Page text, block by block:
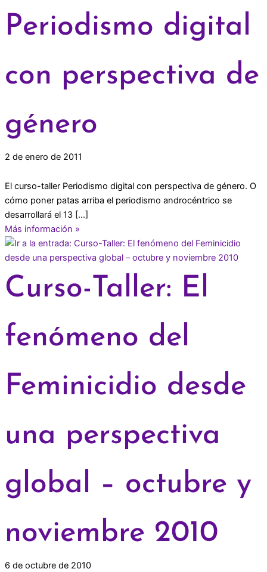
Periodismo digital
con perspectiva de
género
2 de enero de 2011
El curso-taller Periodismo digital con perspectiva de género. O
cómo poner patas arriba el periodismo androcéntrico se
desarrollará el 13 […]
Más información »
Curso-Taller: El
fenómeno del
Feminicidio desde
una perspectiva
global – octubre y
noviembre 2010
6 de octubre de 2010